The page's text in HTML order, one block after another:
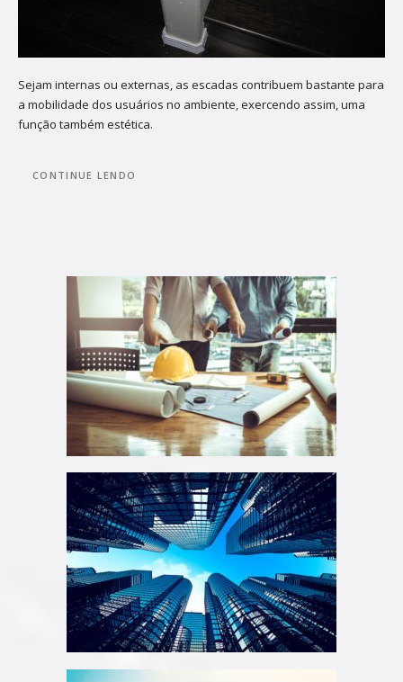
Sejam internas ou externas, as escadas contribuem bastante para
a mobilidade dos usuários no ambiente, exercendo assim, uma
função também estética.
CONTINUE LENDO